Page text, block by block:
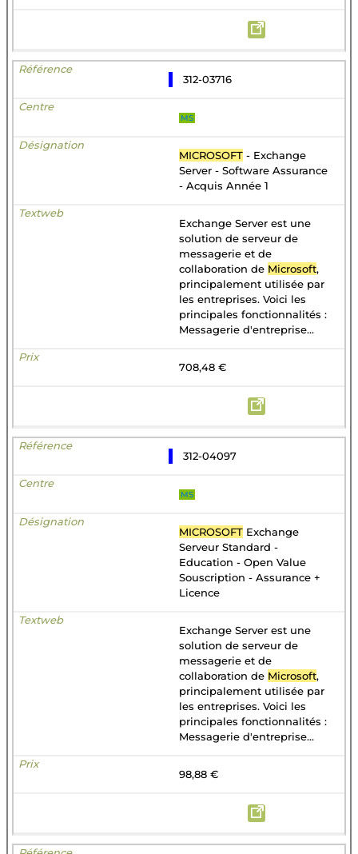
312-03716
MS
MICROSOFT - Exchange
Server - Software Assurance
- Acquis Année 1
Exchange Server est une
solution de serveur de
messagerie et de
collaboration de Microsoft,
principalement utilisée par
les entreprises. Voici les
principales fonctionnalités :
Messagerie d'entreprise...
708,48 €
312-04097
MS
MICROSOFT Exchange
Serveur Standard -
Education - Open Value
Souscription - Assurance +
Licence
Exchange Server est une
solution de serveur de
messagerie et de
collaboration de Microsoft,
principalement utilisée par
les entreprises. Voici les
principales fonctionnalités :
Messagerie d'entreprise...
98,88 €